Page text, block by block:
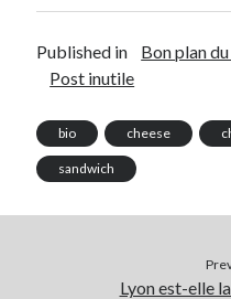
Published in Bon plan
Post inutile
bio cheese
sandwich
Lyon est-elle